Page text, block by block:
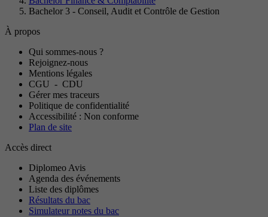
Bachelor 3 - Conseil, Audit et Contrôle de Gestion
À propos
Qui sommes-nous ?
Rejoignez-nous
Mentions légales
CGU - CDU
Gérer mes traceurs
Politique de confidentialité
Accessibilité : Non conforme
Plan de site
Accès direct
Diplomeo Avis
Agenda des événements
Liste des diplômes
Résultats du bac
Simulateur notes du bac